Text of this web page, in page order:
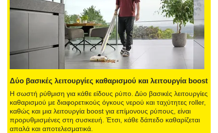
Δύο βασικές λειτουργίες καθαρισμού και λειτουργία boost
Η σωστή ρύθμιση για κάθε είδους ρύπο. Δύο βασικές λειτουργίες
καθαρισμού με διαφορετικούς όγκους νερού και ταχύτητες roller,
καθώς και μια λειτουργία boost για επίμονους ρύπους, είναι
προρυθμισμένες στη συσκευή. Έτσι, κάθε δάπεδο καθαρίζεται
απαλά και αποτελεσματικά.